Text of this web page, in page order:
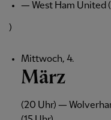
— West Ham United
)
Mittwoch, 4.
März
(20 Uhr) —